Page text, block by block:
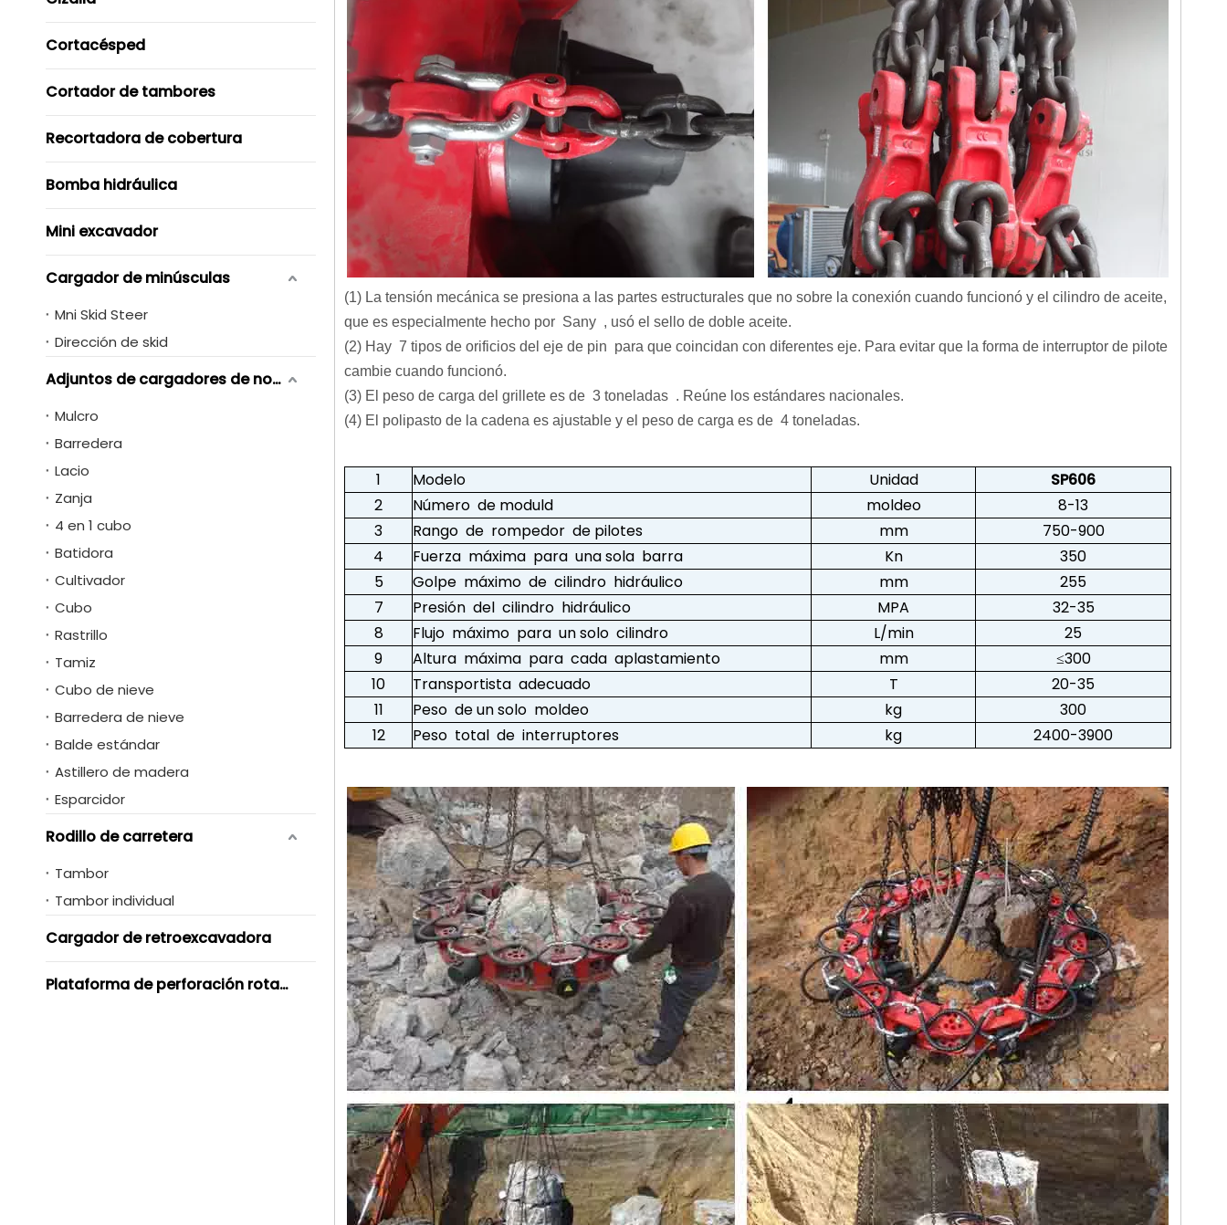
Cortacésped
Cortador de tambores
Recortadora de cobertura
Bomba hidráulica
Mini excavador
Cargador de minúsculas
Mni Skid Steer
Dirección de skid
Adjuntos de cargadores de novero de skid
Mulcro
Barredera
Lacio
Zanja
4 en 1 cubo
Batidora
Cultivador
Cubo
Rastrillo
Tamiz
Cubo de nieve
Barredera de nieve
Balde estándar
Astillero de madera
Esparcidor
Rodillo de carretera
Tambor
Tambor individual
Cargador de retroexcavadora
Plataforma de perforación rotativa
(1) La tensión mecánica se presiona a las partes estructurales que no sobre la conexión cuando funcionó y el cilindro de aceite,
que es especialmente hecho por Sany , usó el sello de doble aceite.
(2) Hay 7 tipos de orificios del eje de pin para que coincidan con diferentes eje. Para evitar que la forma de interruptor de pilote
cambie cuando funcionó.
(3) El peso de carga del grillete es de 3 toneladas . Reúne los estándares nacionales.
(4) El polipasto de la cadena es ajustable y el peso de carga es de 4 toneladas.
1 Modelo Unidad
SP606
2
Número de moduld moldeo
8-13
3
Rango de rompedor de pilotes mm
750-900
4
Fuerza máxima para una sola barra Kn
350
5
Golpe máximo de cilindro hidráulico mm
255
7
Presión del cilindro hidráulico MPA
32-35
8
Flujo máximo para un solo cilindro L/min
25
9
Altura máxima para cada aplastamiento mm
≤300
10
Transportista adecuado T
20-35
11
Peso de un solo moldeo kg
300
12
Peso total de interruptores kg 2400-3900